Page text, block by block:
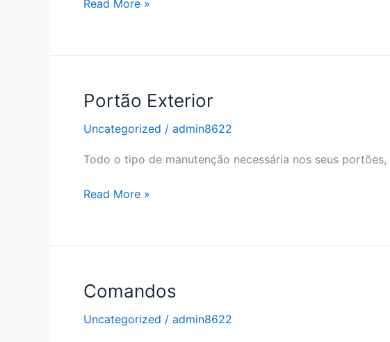
Redes
Read More »
Portão Exterior
Uncategorized / admin8622
Todo o tipo de manutenção necessária nos seus
Portão
Read More »
Comandos
Uncategorized / admin8622